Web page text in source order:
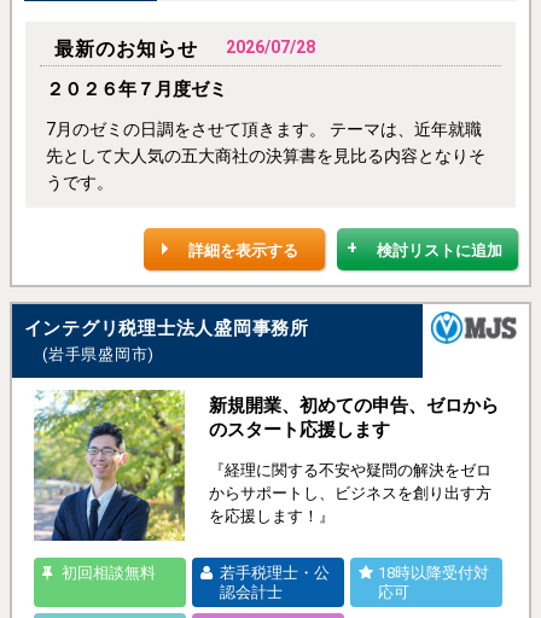
最新のお知らせ 2026/07/28
２０２６年７月度ゼミ
7月のゼミの日調をさせて頂きます。 テーマは、近年就職
先として大人気の五大商社の決算書を見比る内容となりそ
うです。
検討リストに追加
詳細を表示する
インテグリ税理士法人盛岡事務所
(岩手県盛岡市)
新規開業、初めての申告、ゼロから
のスタート応援します
『経理に関する不安や疑問の解決をゼロ
からサポートし、ビジネスを創り出す方
を応援します！』
初回相談無料
若手税理士・公
認会計士
18時以降受付対
応可